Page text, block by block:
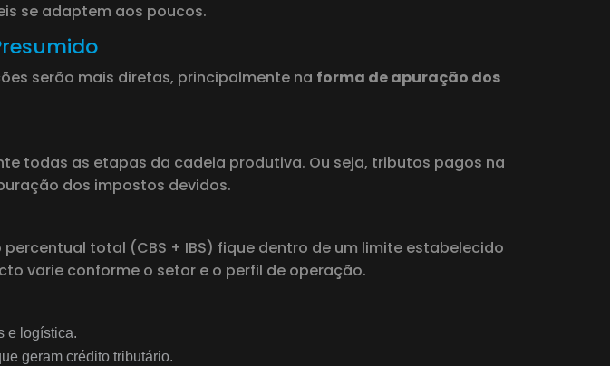
se adaptem aos poucos.
serão mais diretas, principalmente na forma de apuração dos
todas as etapas da cadeia produtiva. Ou seja, tributos pagos na
dos impostos devidos.
total (CBS + IBS) fique dentro de um limite estabelecido
varie conforme o setor e o perfil de operação.
e logística.
geram crédito tributário.